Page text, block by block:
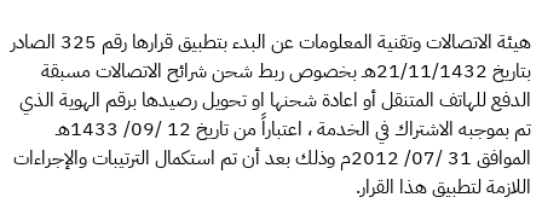
هيئة الاتصالات وتقنية المعلومات عن البدء بتطبيق قرارها رقم 325 الصادر
بتاريخ 21/11/1432هـ بخصوص ربط شحن شرائح الاتصالات مسبقة
الدفع للهاتف المتنقل أو اعادة شحنها او تحويل رصيدها برقم الهوية الذي
تم بموجبه الاشتراك في الخدمة ، اعتباراً من تاريخ 12 /09/ 1433هـ
الموافق 31 /07/ 2012م وذلك بعد أن تم استكمال الترتيبات والإجراءات
اللازمة لتطبيق هذا القرار.